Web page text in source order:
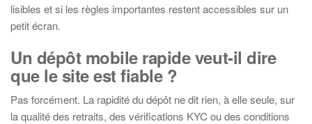
lisibles et si les règles importantes restent accessibles sur un
petit écran.
Un dépôt mobile rapide veut-il dire
que le site est fiable ?
Pas forcément. La rapidité du dépôt ne dit rien, à elle seule, sur
la qualité des retraits, des vérifications KYC ou des conditions